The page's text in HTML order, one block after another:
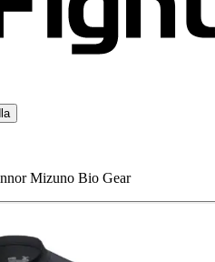
Mizuno Bio Gear